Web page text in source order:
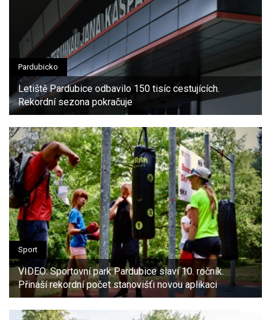
Pardubicko
Letiště Pardubice odbavilo 150 tisíc cestujících.
Rekordní sezona pokračuje
Sport
VIDEO: Sportovní park Pardubice slaví 10. ročník.
Přináší rekordní počet stanovišťi novou aplikaci